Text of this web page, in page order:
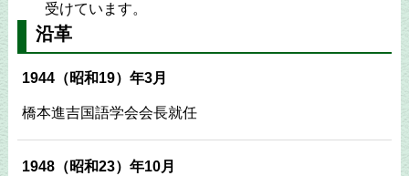
受けています。
沿革
1944（昭和19）年3月
橋本進吉国語学会会長就任
1948（昭和23）年10月